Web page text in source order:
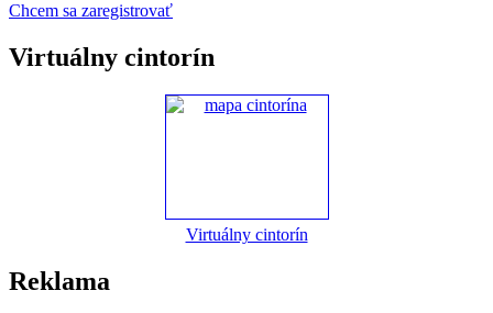
Chcem sa zaregistrovať
Virtuálny cintorín
Virtuálny cintorín
Reklama